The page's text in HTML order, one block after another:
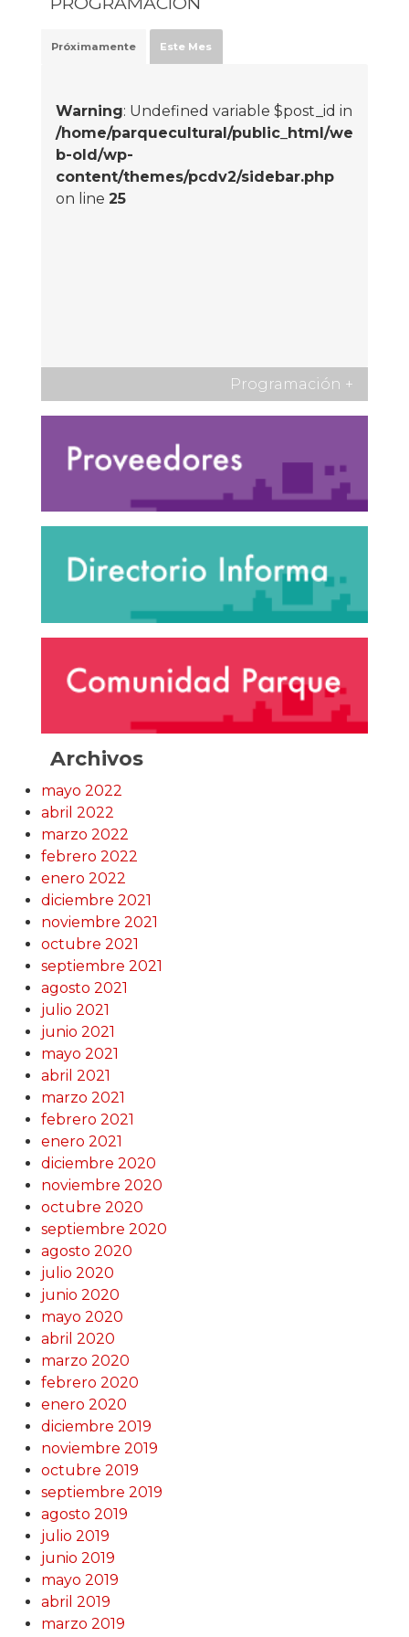
Próximamente Este Mes
Warning: Undefined variable $post_id in
/home/parquecultural/public_html/we
b-old/wp-
content/themes/pcdv2/sidebar.php
on line 25
Programación +
Archivos
mayo 2022
abril 2022
marzo 2022
febrero 2022
enero 2022
diciembre 2021
noviembre 2021
octubre 2021
septiembre 2021
agosto 2021
julio 2021
junio 2021
mayo 2021
abril 2021
marzo 2021
febrero 2021
enero 2021
diciembre 2020
noviembre 2020
octubre 2020
septiembre 2020
agosto 2020
julio 2020
junio 2020
mayo 2020
abril 2020
marzo 2020
febrero 2020
enero 2020
diciembre 2019
noviembre 2019
octubre 2019
septiembre 2019
agosto 2019
julio 2019
junio 2019
mayo 2019
abril 2019
marzo 2019